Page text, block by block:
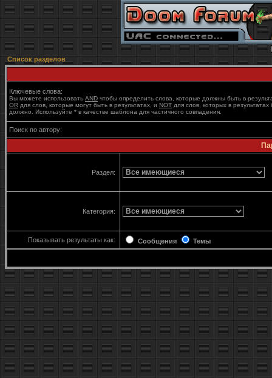
Список разделов
Ключевые слова:
Вы можете использовать AND чтобы определить слова, которые должны быть в
OR для слов, которые могут быть в результатах, и NOT для слов, которых в результатах
должно. Используйте * в качестве шаблона для частичного совпадения.
Поиск по автору:
Раздел:
Категория:
Показывать результаты как: Сообщения Темы